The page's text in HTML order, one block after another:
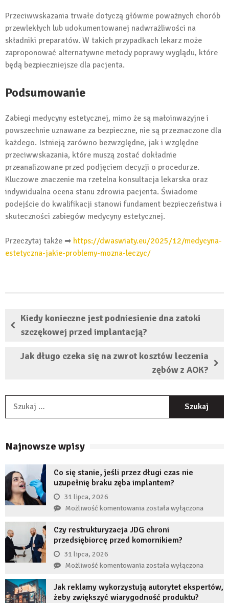
Przeciwwskazania trwałe dotyczą głównie poważnych chorób
przewlekłych lub udokumentowanej nadwrażliwości na
składniki preparatów. W takich przypadkach lekarz może
zaproponować alternatywne metody poprawy wyglądu, które
będą bezpieczniejsze dla pacjenta.
Podsumowanie
Zabiegi medycyny estetycznej, mimo że są małoinwazyjne i
powszechnie uznawane za bezpieczne, nie są przeznaczone dla
każdego. Istnieją zarówno bezwzględne, jak i względne
przeciwwskazania, które muszą zostać dokładnie
przeanalizowane przed podjęciem decyzji o procedurze.
Kluczowe znaczenie ma rzetelna konsultacja lekarska oraz
indywidualna ocena stanu zdrowia pacjenta. Świadome
podejście do kwalifikacji stanowi fundament bezpieczeństwa i
skuteczności zabiegów medycyny estetycznej.
Przeczytaj także ➡ https://dwaswiaty.eu/2025/12/medycyna-
estetyczna-jakie-problemy-mozna-leczyc/
Kiedy konieczne jest podniesienie dna zatoki
szczękowej przed implantacją?
Jak długo czeka się na zwrot kosztów leczenia
zębów z AOK?
Najnowsze wpisy
Co się stanie, jeśli przez długi czas nie
uzupełnię braku zęba implantem?
31 lipca, 2026
Możliwość komentowaniaCo
stanie,
jeśli
długi
uzupełnię
została wyłączona
Czy restrukturyzacja JDG chroni
przedsiębiorcę przed komornikiem?
31 lipca, 2026
Możliwość komentowaniaCzy
JDG
chroni
została wyłączona
Jak reklamy wykorzystują autorytet ekspertów,
żeby zwiększyć wiarygodność produktu?